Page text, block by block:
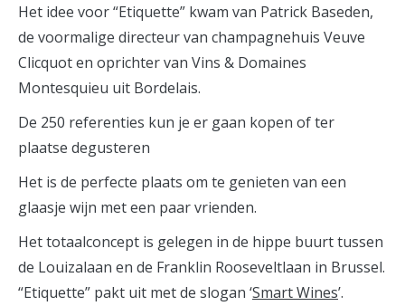
Het idee voor “Etiquette” kwam van Patrick Baseden,
de voormalige directeur van champagnehuis Veuve
Clicquot en oprichter van Vins & Domaines
Montesquieu uit Bordelais.
De 250 referenties kun je er gaan kopen of ter
plaatse degusteren
Het is de perfecte plaats om te genieten van een
glaasje wijn met een paar vrienden.
Het totaalconcept is gelegen in de hippe buurt tussen
de Louizalaan en de Franklin Rooseveltlaan in Brussel.
“Etiquette” pakt uit met de slogan ‘Smart Wines’.